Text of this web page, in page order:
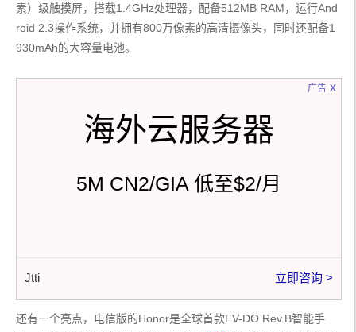
素）级触摸屏，搭载1.4GHz处理器，配备512MB RAM，运行And
roid 2.3操作系统，并拥有800万像素的高清摄像头，同时还配备1
930mAh的大容量电池。
广告
海外云服务器
5M CN2/GIA 低至$2/月
Jtti 立即咨询 >
x
还有一个亮点，电信版的Honor是全球首款EV-DO Rev.B智能手